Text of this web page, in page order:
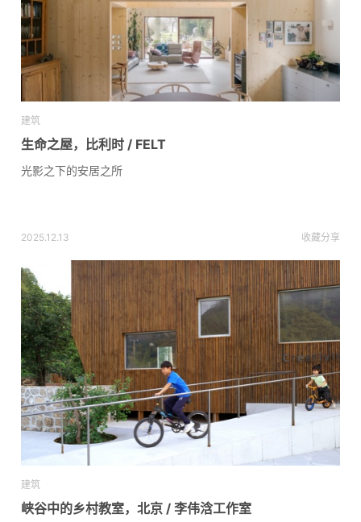
建筑
生命之屋，比利时 / FELT
光影之下的安居之所
2025.12.13 收藏分享
建筑
峡谷中的乡村教室，北京 / 李伟浛工作室